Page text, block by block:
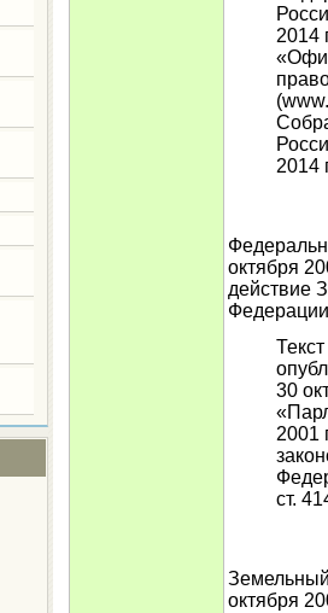
2014
2014
октября
действие
30
2001
ст.
октября